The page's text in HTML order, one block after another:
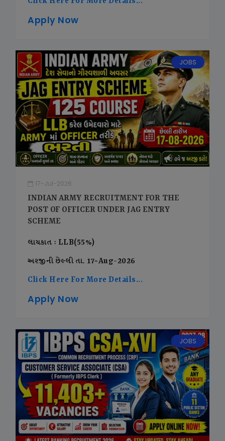
Apply Now
JOBS
17-Jul-2026
INDIAN ARMY RECRUITMENT FOR THE
POST OF OFFICER UNDER JAG ENTRY
SCHEME
લાયકાત : LLB(55%)
અરજીની છેલ્લી તા. 17-Aug-2026
Click Here For More Details...
Apply Now
JOBS